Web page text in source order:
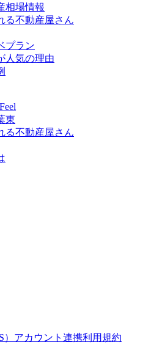
相場情報
る不動産屋さん
プラン
人気の理由
東
る不動産屋さん
）アカウント連携利用規約